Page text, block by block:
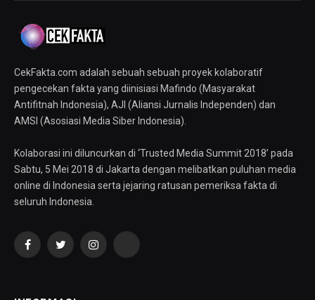
CekFakta.com adalah sebuah sebuah proyek kolaboratif
pengecekan fakta yang diinisiasi Mafindo (Masyarakat
Antifitnah Indonesia), AJI (Aliansi Jurnalis Independen) dan
AMSI (Asosiasi Media Siber Indonesia).
Kolaborasi ini diluncurkan di ‘Trusted Media Summit 2018’ pada
Sabtu, 5 Mei 2018 di Jakarta dengan melibatkan puluhan media
online di Indonesia serta jejaring ratusan pemeriksa fakta di
seluruh Indonesia.
FacebookTwitterInstagramYouTube